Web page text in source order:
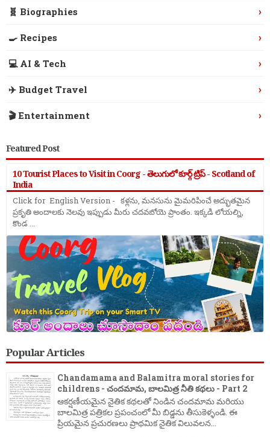
🧬 Biographies ›
🍳 Recipes ›
💻 AI & Tech ›
✈️ Budget Travel ›
🎬 Entertainment ›
Featured Post
10 Tourist Places to Visit in Coorg - తెలుగులో కూర్గ్ ట్రిప్ - Scotland of
India
Click for English Version - కళ్లను, మనసును మైమరిపించే అద్భుతమైన
ప్రకృతి అందాలకు నెలవు ఇప్పుడు మీరు చదవబోయె ప్రాంతం. ఇక్కడి లోయల్ని,
కొండ ...
Popular Articles
Chandamama and Balamitra moral stories for
childrens - చందమామ, బాలమిత్ర నీతి కథలు - Part 2
ఆకర్షణీయమైన నైతిక కథలతో నిండిన చందమామ మరియు
బాలమిత్ర పత్రికల ప్రపంచంలో మీ బిడ్డను తీసుకెళ్ళండి. ఈ
ప్రియమైన ప్రచురణలు ప్రాథమిక నైతిక విలువలన...